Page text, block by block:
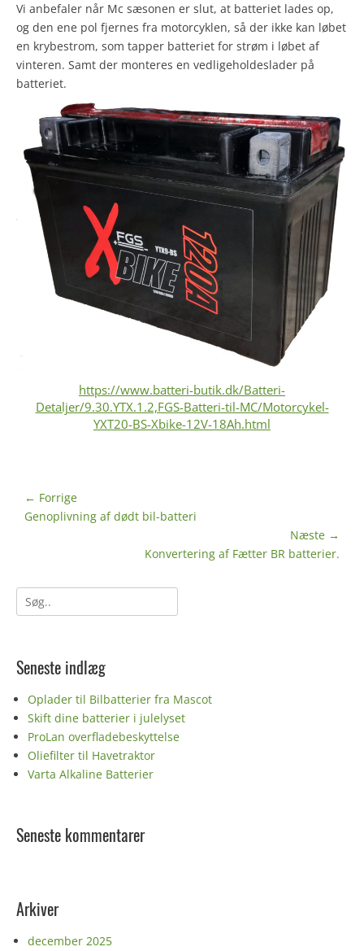
Vi anbefaler når Mc sæsonen er slut, at batteriet lades op,
og den ene pol fjernes fra motorcyklen, så der ikke kan løbet
en krybestrom, som tapper batteriet for strøm i løbet af
vinteren. Samt der monteres en vedligeholdeslader på
batteriet.
https://www.batteri-butik.dk/Batteri-
Detaljer/9.30.YTX.1.2,FGS-Batteri-til-MC/Motorcykel-
YXT20-BS-Xbike-12V-18Ah.html
Indlægsnavigation
← Forrige
Forrige
Genoplivning af dødt bil-batteri
Næste →
Konvertering af Fætter BR batterier.
Søg
efter:
Seneste indlæg
Oplader til Bilbatterier fra Mascot
Skift dine batterier i julelyset
ProLan overfladebeskyttelse
Oliefilter til Havetraktor
Varta Alkaline Batterier
Seneste kommentarer
Arkiver
december 2025